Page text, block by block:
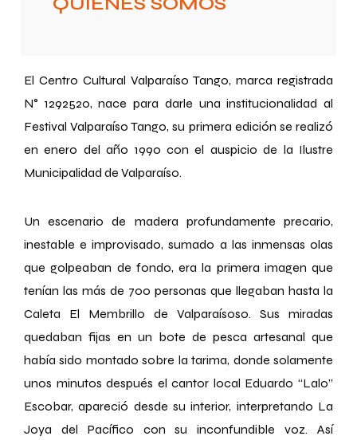
El Centro Cultural Valparaíso Tango, marca registrada
N° 1292520, nace para darle una institucionalidad al
Festival Valparaíso Tango, su primera edición se realizó
en enero del año 1990 con el auspicio de la Ilustre
Municipalidad de Valparaíso.
Un escenario de madera profundamente precario,
inestable e improvisado, sumado a las inmensas olas
que golpeaban de fondo, era la primera imagen que
tenían las más de 700 personas que llegaban hasta la
Caleta El Membrillo de Valparaísoso. Sus miradas
quedaban fijas en un bote de pesca artesanal que
había sido montado sobre la tarima, donde solamente
unos minutos después el cantor local Eduardo “Lalo”
Escobar, apareció desde su interior, interpretando La
Joya del Pacífico con su inconfundible voz. Así